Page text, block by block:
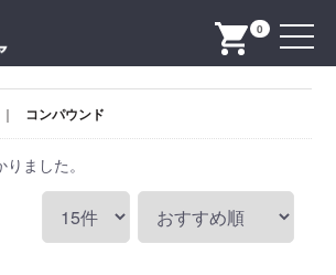
0 Menu
コンパウンド
ました。